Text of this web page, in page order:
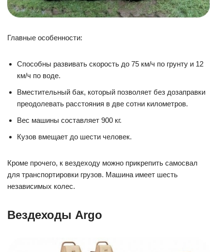
Главные особенности:
Способны развивать скорость до 75 км/ч по грунту и 12
км/ч по воде.
Вместительный бак, который позволяет без дозаправки
преодолевать расстояния в две сотни километров.
Вес машины составляет 900 кг.
Кузов вмещает до шести человек.
Кроме прочего, к вездеходу можно прикрепить самосвал
для транспортировки грузов. Машина имеет шесть
независимых колес.
Вездеходы Argo